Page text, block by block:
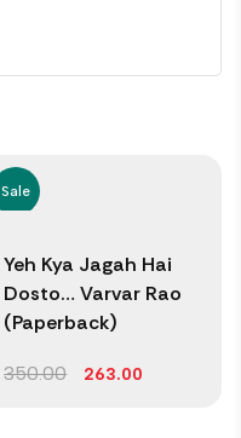
Sale
Yeh Kya Jagah Hai
Dosto… Varvar Rao
(Paperback)
350.00 263.00